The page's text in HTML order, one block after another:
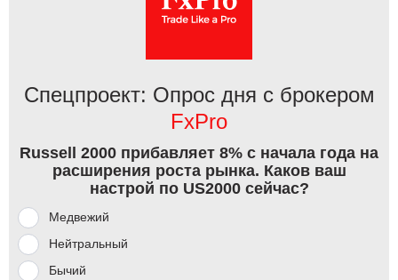
Спецпроект: Опрос дня с брокером
FxPro
Russell 2000 прибавляет 8% с начала года на
расширения роста рынка. Каков ваш
настрой по US2000 сейчас?
Медвежий
Нейтральный
Бычий